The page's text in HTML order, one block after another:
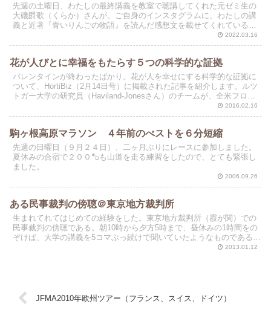
先週の土曜日、わたしの最終講義を教室で聴講してくれた元ゼミ生の
大磯爵歌（くらか）さんが、ご自身のインスタグラムに、わたしの講
義と近著『青いりんごの物語』を読んだ感想文を載せてくれている。
彼女は、卒業後は大手広告代理店に勤務。いまは独立してブ...2022.03.16
花が人びとに幸福をもたらす５つの科学的な証拠
バレンタインが終わったばかり。花が人を幸せにする科学的な証拠に
ついて、HortiBiz（2月14日号）に掲載された記事を紹介します。ルツ
トガー大学の研究員（Haviland-Jonesさん）のチームが、全米フロー
2016.02.16
駒ヶ根高原マラソン ４年前のべストを６分短縮
先週の日曜日（９月２４日）、二ヶ月ぶりにレースに参加しました。
夏休みの合宿で２００㌔も山道を走る練習をしたので、とても緊張し
ました。
2006.09.26
ある民事裁判の傍聴＠東京地方裁判所
生まれてれてはじめての経験をした。東京地方裁判所（霞が関）での
民事裁判の傍聴である。朝10時から夕方5時まで、昼休みの1時間をの
ぞけば、大学の講義を5コマぶっ続けで聞いていたようなものである。
2013.01.12
JFMA2010年欧州ツアー（フランス、スイス、ドイツ）